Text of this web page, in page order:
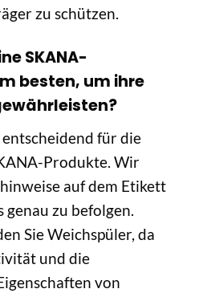
zu schützen.
SKANA-
besten, um ihre
für die
Produkte. Wir
auf dem Etikett
genau zu befolgen.
Sie Weichspüler, da
und die
von